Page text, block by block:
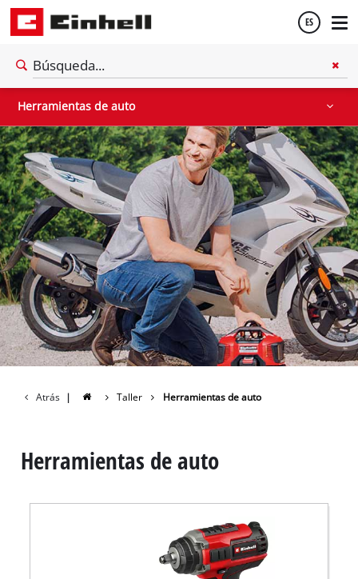
ES
English
Herramientas de auto
Partidores devehiculos
Impacto destornilladores
Atrás | Taller Herramientas de auto
Herramientas de auto